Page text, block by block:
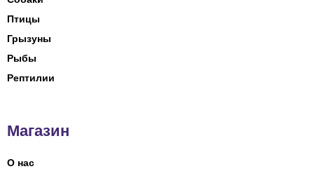
Птицы
Грызуны
Рыбы
Рептилии
Магазин
О нас